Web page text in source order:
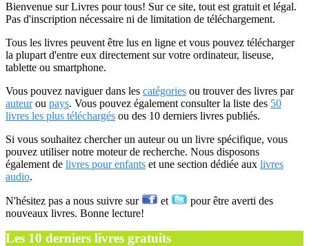
Bienvenue sur Livres pour tous! Sur ce site, tout est gratuit et légal.
Pas d'inscription nécessaire ni de limitation de téléchargement.
Tous les livres peuvent être lus en ligne et vous pouvez télécharger
la plupart d'entre eux directement sur votre ordinateur, liseuse,
tablette ou smartphone.
Vous pouvez naviguer dans les catégories ou trouver des livres par
auteurou pays. Vous pouvez également consulter la liste des 50
livres les plus téléchargés ou des 10 derniers livres publiés.
Si vous souhaitez chercher un auteur ou un livre spécifique, vous
pouvez utiliser notre moteur de recherche. Nous disposons
également de livres pour enfants et une section dédiée aux livres
audio.
N'hésitez pas a nous suivre sur et
pour être averti des
nouveaux livres. Bonne lecture!
Les 10 derniers livres gratuits